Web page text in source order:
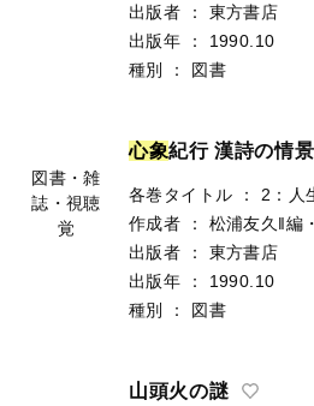
出版者
：
東方書店
出版年
：
1990.10
種別
： 図書
図書・雑
誌・視聴
覚
心象紀行 漢詩の情
各巻タイトル ：
2：人
作成者
：
松浦友久‖編
出版者
：
東方書店
出版年
：
1990.10
種別
： 図書
山頭火の謎